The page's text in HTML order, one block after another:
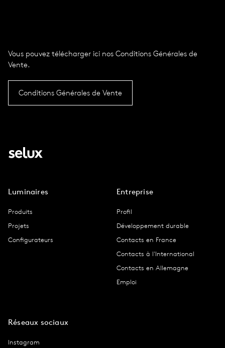
Vous pouvez télé­char­ger ici nos Condi­tions Géné­rales de
Vente.
Conditions Générales de Vente
Luminaires
Produits
Projets
Configurateurs
Entreprise
Profil
Développement durable
Contacts en France
Contacts à l'International
Contacts en Allemagne
Emploi
Réseaux sociaux
Instagram